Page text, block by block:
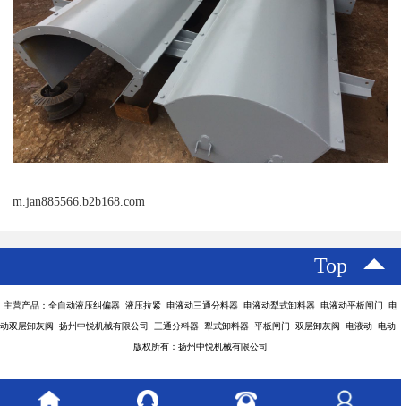
m.jan885566.b2b168.com
Top
主营产品：全自动液压纠偏器 液压拉紧 电液动三通分料器 电液动犁式卸料器 电液动平板闸门 电
动双层卸灰阀 扬州中悦机械有限公司 三通分料器 犁式卸料器 平板闸门 双层卸灰阀 电液动 电动
版权所有：扬州中悦机械有限公司